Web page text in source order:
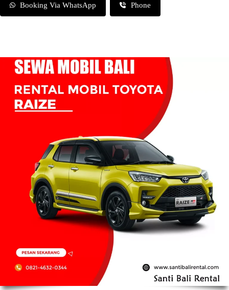
Booking Via WhatsApp Phone